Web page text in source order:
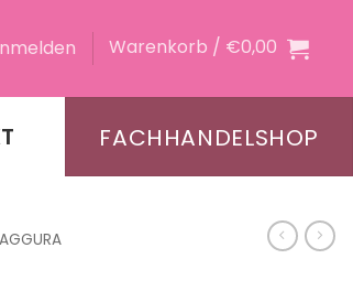
Warenkorb / €0,00
FACHHANDELSHOP